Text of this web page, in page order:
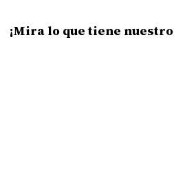
¡Mira lo que tiene